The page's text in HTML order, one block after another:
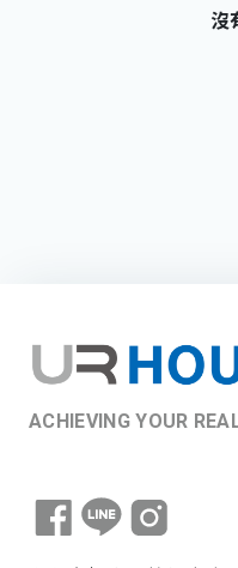
沒
ACHIEVING YOUR